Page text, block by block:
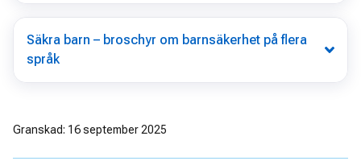
Säkra barn – broschyr om barnsäkerhet på flera
språk
Granskad: 16 september 2025